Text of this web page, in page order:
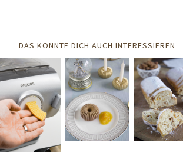
DAS KÖNNTE DICH AUCH INTERESSIEREN